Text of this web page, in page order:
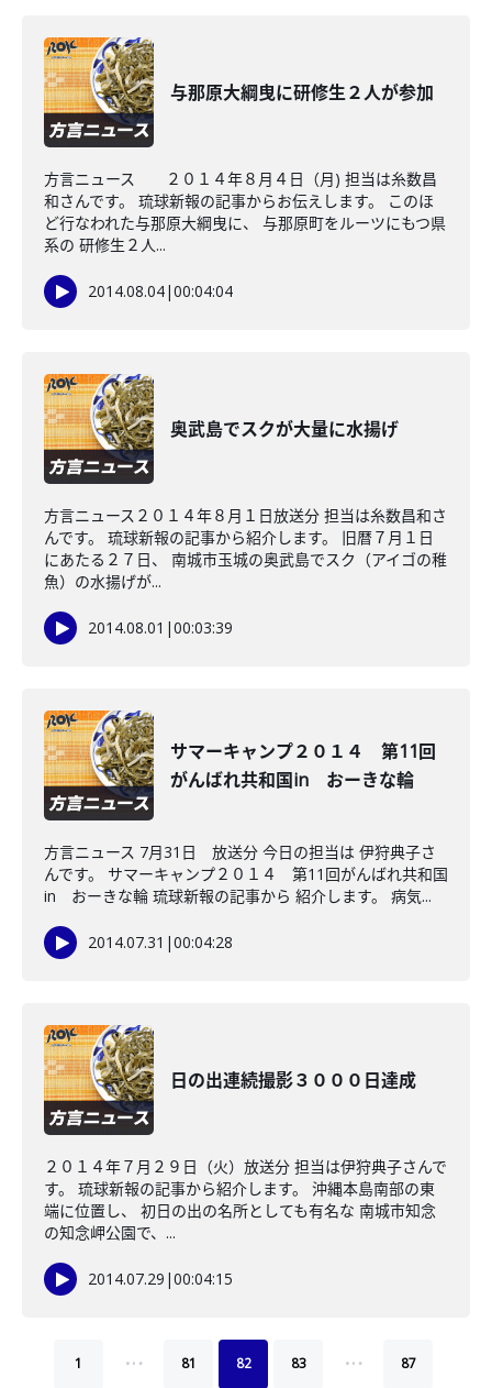
与那原大綱曳に研修生２人が参加
方言ニュース ２０１４年８月４日（月) 担当は糸数昌
和さんです。 琉球新報の記事からお伝えします。 このほ
ど行なわれた与那原大綱曳に、 与那原町をルーツにもつ県
系の 研修生２人...
2014.08.04|00:04:04
奥武島でスクが大量に水揚げ
方言ニュース２０１４年８月１日放送分 担当は糸数昌和さ
んです。 琉球新報の記事から紹介します。 旧暦７月１日
にあたる２７日、 南城市玉城の奥武島でスク（アイゴの稚
魚）の水揚げが...
2014.08.01 |00:03:39
サマーキャンプ２０１４ 第11回
がんばれ共和国in おーきな輪
方言ニュース 7月31日 放送分 今日の担当は 伊狩典子さ
んです。 サマーキャンプ２０１４ 第11回がんばれ共和国
in おーきな輪 琉球新報の記事から 紹介します。 病気...
2014.07.31 |00:04:28
日の出連続撮影３０００日達成
２０１４年７月２９日（火）放送分 担当は伊狩典子さんで
す。 琉球新報の記事から紹介します。 沖縄本島南部の東
端に位置し、 初日の出の名所としても有名な 南城市知念
の知念岬公園で、...
2014.07.29 |00:04:15
1 … 81 82 83 … 87